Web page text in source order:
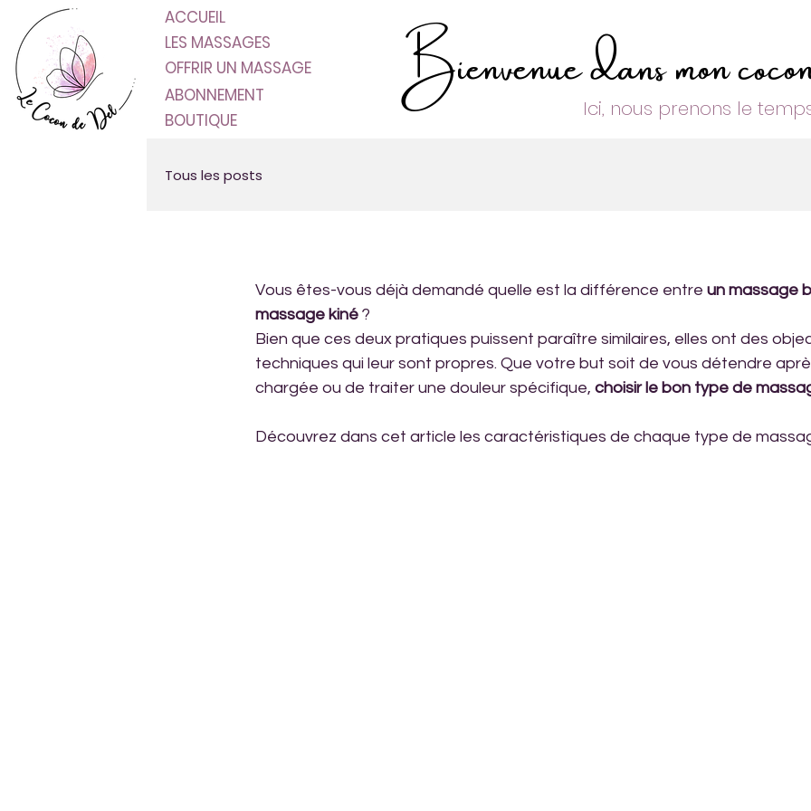
ACCUEIL
LES MASSAGES
OFFRIR UN MASSAGE
ABONNEMENT
BOUTIQUE
Bienvenue dans mon
Ici, nous prenons le
Tous les posts
Vous êtes-vous déjà demandé quelle est la différence entre un massage
massage kiné ?
Bien que ces deux pratiques puissent paraître similaires, elles ont des
techniques qui leur sont propres. Que votre but soit de vous détendre
chargée ou de traiter une douleur spécifique, choisir le bon type de
Découvrez dans cet article les caractéristiques de chaque type de